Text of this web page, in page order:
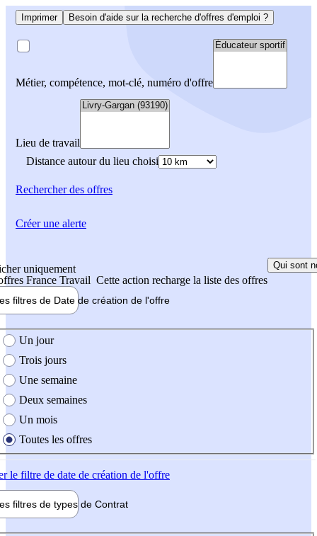
Imprimer Besoin d'aide sur la recherche d'offres d'emploi ?
Métier, compétence, mot-clé, numéro d'offre
Lieu de travail
Distance autour du lieu choisi
Rechercherdes offres
uniquement
France Travail Cette action recharge la liste des offres
Qui sont
filtres de Date de création de l'offre
création de l'offre
Un jour
Trois jours
Une semaine
Deux semaines
Un mois
Toutes les offres
le filtre de date de création de l'offre
filtres de types de Contrat
Créer une alerte